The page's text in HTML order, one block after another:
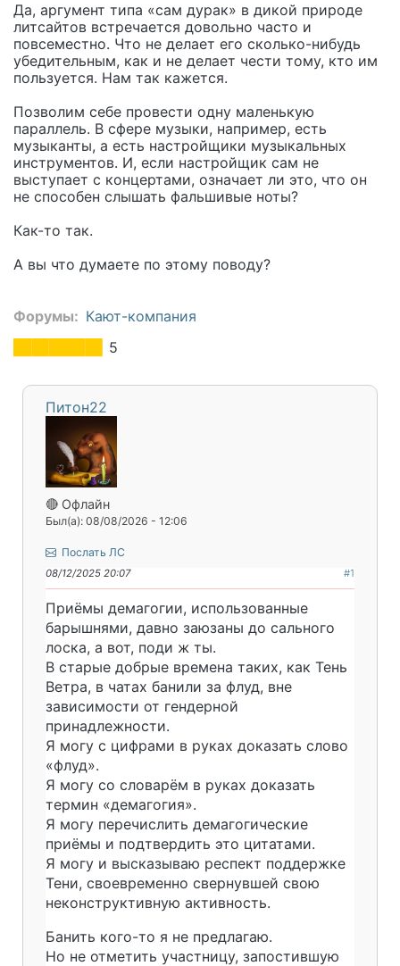
Да, аргумент типа «сам дурак» в дикой природе
литсайтов встречается довольно часто и
повсеместно. Что не делает его сколько-нибудь
убедительным, как и не делает чести тому, кто им
пользуется. Нам так кажется.
Позволим себе провести одну маленькую
параллель. В сфере музыки, например, есть
музыканты, а есть настройщики музыкальных
инструментов. И, если настройщик сам не
выступает с концертами, означает ли это, что он
не способен слышать фальшивые ноты?
Как-то так.
А вы что думаете по этому поводу?
Форумы Кают-компания
5
Питон22
🔴 Офлайн
Был(а): 08/08/2026 - 12:06
Послать ЛС
08/12/2025 20:07 #1
Приёмы демагогии, использованные
барышнями, давно заюзаны до сального
лоска, а вот, поди ж ты.
В старые добрые времена таких, как Тень
Ветра, в чатах банили за флуд, вне
зависимости от гендерной
принадлежности.
Я могу с цифрами в руках доказать слово
«флуд».
Я могу со словарём в руках доказать
термин «демагогия».
Я могу перечислить демагогические
приёмы и подтвердить это цитатами.
Я могу и высказываю респект поддержке
Тени, своевременно свернувшей свою
неконструктивную активность.
Банить кого-то я не предлагаю.
Но не отметить участницу, запостившую